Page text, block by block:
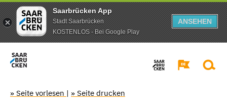
Saarbrücken App
Stadt Saarbrücken
KOSTENLOS - Bei Google Play
ANSEHEN
» Seite vorlesen | » Seite drucken